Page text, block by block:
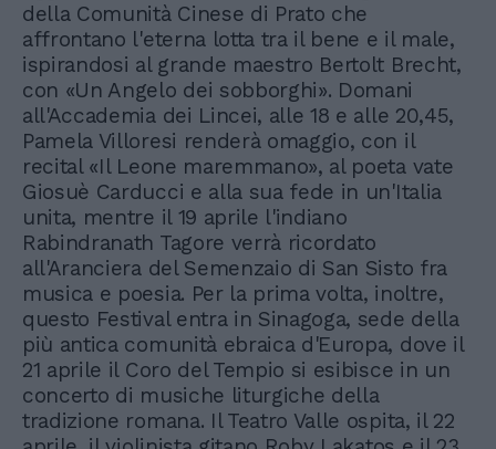
della Comunità Cinese di Prato che
affrontano l'eterna lotta tra il bene e il male,
ispirandosi al grande maestro Bertolt Brecht,
con «Un Angelo dei sobborghi». Domani
all'Accademia dei Lincei, alle 18 e alle 20,45,
Pamela Villoresi renderà omaggio, con il
recital «Il Leone maremmano», al poeta vate
Giosuè Carducci e alla sua fede in un'Italia
unita, mentre il 19 aprile l'indiano
Rabindranath Tagore verrà ricordato
all'Aranciera del Semenzaio di San Sisto fra
musica e poesia. Per la prima volta, inoltre,
questo Festival entra in Sinagoga, sede della
più antica comunità ebraica d'Europa, dove il
21 aprile il Coro del Tempio si esibisce in un
concerto di musiche liturgiche della
tradizione romana. Il Teatro Valle ospita, il 22